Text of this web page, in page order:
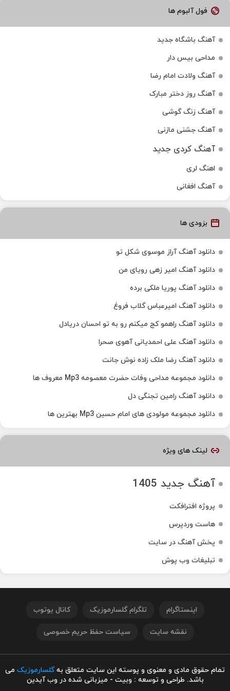
فول آلبوم ها
آهنگ باشگاه جدید
مداحی بیس دار
آهنگ ولادت امام رضا
آهنگ روز دختر مبارک
آهنگ زنگ گوشی
آهنگ جشنی مازنی
آهنگ کردی جدید
اهنگ لری
آهنگ افغانی
بزودی ها
دانلود آهنگ آراز موسوی شکل تو
دانلود آهنگ امیر زهی رویای من
دانلود آهنگ پوریا ملکی برده
دانلود آهنگ امیرعباس گلاب فروغ
دانلود آهنگ راهمو کج میکنم رو به تو احسان دریادل
دانلود آهنگ علی احمدیانی آهوی صحرا
دانلود آهنگ رضا ملک زاده نوش جانت
دانلود مجموعه مداحی وفات حضرت معصومه Mp3 معروف ها
دانلود آهنگ رامین تجنگی دل
دانلود مجموعه مولودی های امام حسین Mp3 بهترین ها
لینک های ویژه
آهنگ جدید 1405
پروژه افترافکت
هاست وردپرس
پخش آهنگ در سایت
تبلیغات وب پوش
اینستاگرام تلگرام گلسارموزیک کانال یوتوب
نقشه سایت سیاست حفظ حریم خصوصی
تمام حقوق مادی و معنوی و پوسته این سایت متعلق بهگلسارموزیک می
باشد. طراحی و توسعه : وبیت - میزبانی شده در وب آیدین